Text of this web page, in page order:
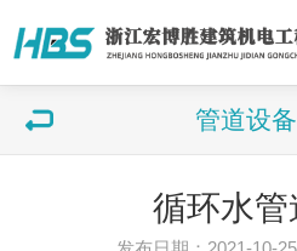
管道设
循环水管